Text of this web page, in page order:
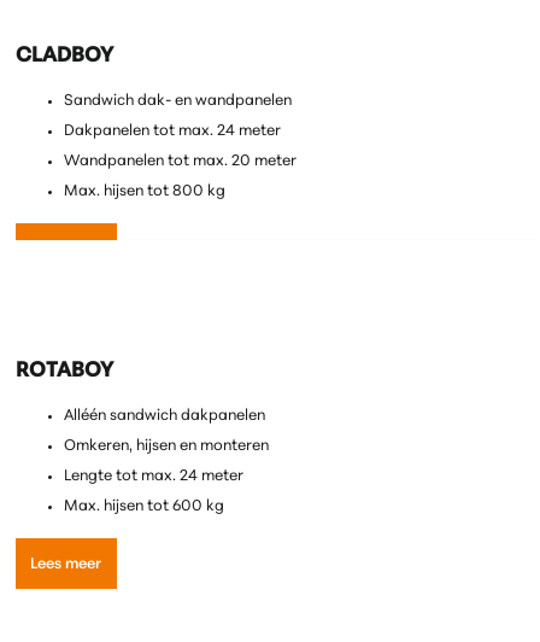
CLADBOY
Sandwich dak- en wandpanelen
Dakpanelen tot max. 24 meter
Wandpanelen tot max. 20 meter
Max. hijsen tot 800 kg
ROTABOY
Alléén sandwich dakpanelen
Omkeren, hijsen en monteren
Lengte tot max. 24 meter
Max. hijsen tot 600 kg
Lees meer